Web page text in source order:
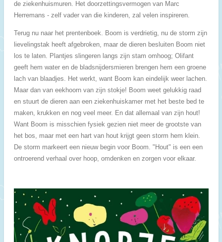
de ziekenhuismuren. Het doorzettingsvermogen van Marc
Herremans - zelf vader van die kinderen, zal velen inspireren.
Terug nu naar het prentenboek. Boom is verdrietig, nu de storm zijn
lievelingstak heeft afgebroken, maar de dieren besluiten Boom niet
los te laten. Plantjes slingeren langs zijn stam omhoog; Olifant
geeft hem water en de bladsnijdersmieren brengen hem een groene
lach van blaadjes. Het werkt, want Boom kan eindelijk weer lachen.
Maar dan van eekhoorn van zijn stokje! Boom weet gelukkig raad
en stuurt de dieren aan een ziekenhuiskamer met het beste bed te
maken, krukken en nog veel meer. En dat allemaal van zijn hout!
Want Boom is misschien fysiek gezien niet meer de grootste van
het bos, maar met een hart van hout krijgt geen storm hem klein.
De storm markeert een nieuw begin voor Boom. "Hout" is een een
ontroerend verhaal over hoop, omdenken en zorgen voor elkaar.